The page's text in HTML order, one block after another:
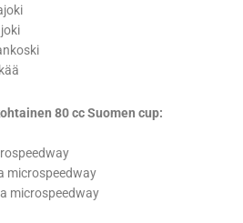
80 cc Suomen cup:
microspeedway
microspeedway